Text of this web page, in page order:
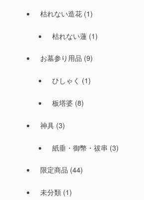
枯れない造花 (1)
枯れない蓮(1)
お墓参り用品 (9)
ひしゃく (1)
板塔婆(8)
神具 (3)
紙垂・御幣・祓串 (3)
限定商品 (44)
未分類 (1)